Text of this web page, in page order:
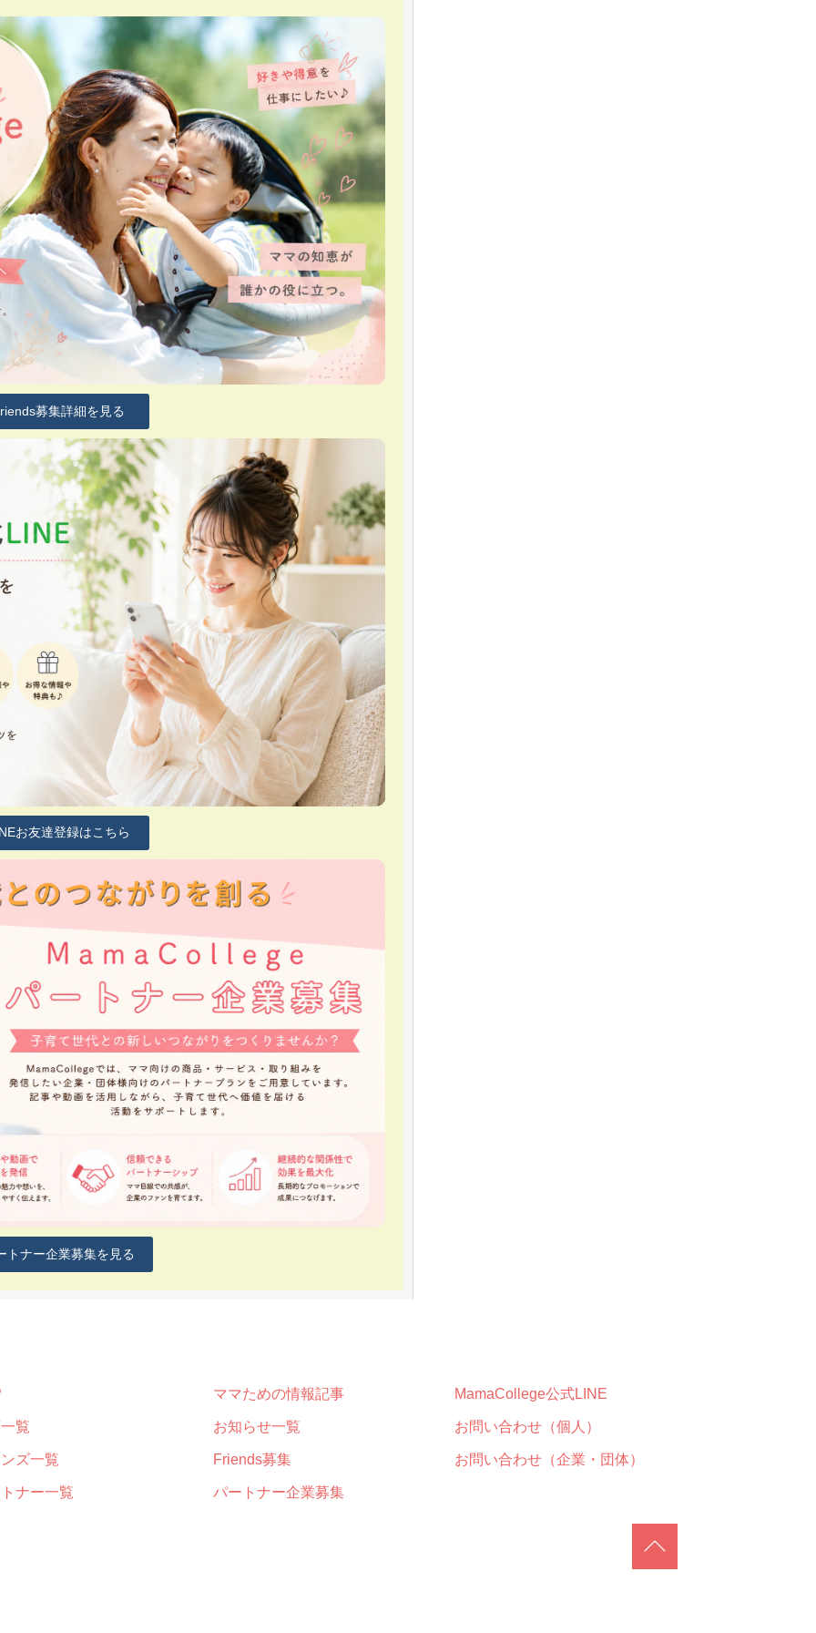
募集詳細を見る
お友達登録はこちら
トナー企業募集を見る
覧
ズ一覧
ナー一覧
ママための情報記事
お知らせ一覧
Friends募集
パートナー企業募集
MamaCollege公式LINE
お問い合わせ（個人）
お問い合わせ（企業・団体）